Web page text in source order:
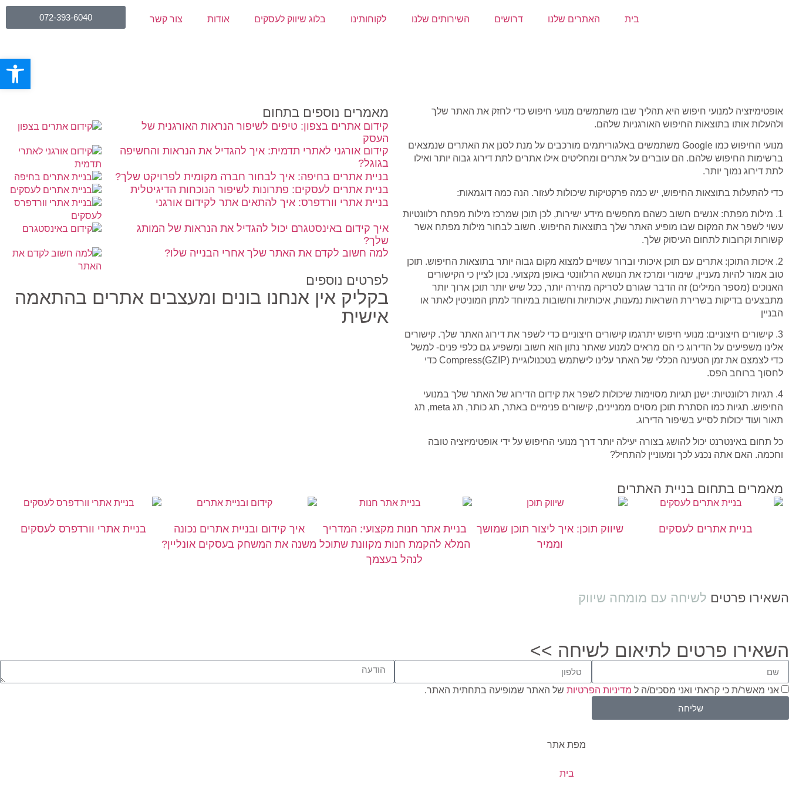
בית האתרים שלנו דרושים השירותים שלנו לקוחותינו בלוג שיווק לעסקים אודות צור קשר 072-393-6040
אופטימיזציה למנועי חיפוש היא תהליך שבו משתמשים מנועי חיפוש כדי לחזק את האתר שלך
ולהעלות אותו בתוצאות החיפוש האורגניות שלהם.
מנועי החיפוש כמו Google משתמשים באלגוריתמים מורכבים על מנת לסנן את האתרים שנמצאים
ברשימות החיפוש שלהם. הם עוברים על אתרים ומחליטים אילו אתרים לתת דירוג גבוה יותר ואילו
לתת דירוג נמוך יותר.
כדי להתעלות בתוצאות החיפוש, יש כמה פרקטיקות שיכולות לעזור. הנה כמה דוגמאות:
1. מילות מפתח: אנשים חשוב כשהם מחפשים מידע ישירות, לכן תוכן שמרכז מילות מפתח רלוונטיות
עשוי לשפר את המקום שבו מופיע האתר שלך בתוצאות החיפוש. חשוב לבחור מילות מפתח אשר
קשורות וקרובות לתחום העיסוק שלך.
2. איכות התוכן: אתרים עם תוכן איכותי וברור עשויים למצוא מקום גבוה יותר בתוצאות החיפוש. תוכן
טוב אמור להיות מעניין, שימורי ומרכז את הנושא הרלוונטי באופן מקצועי. נכון לציין כי הקישורים
האנוכים (מספר המילים) זה הדבר שגורם לסריקה מהירה יותר, ככל שיש יותר תוכן ארוך יותר
מתבצעים בדיקות בשרירת השראות נמענות, איכותיות וחשובות במיוחד למתן המוניטין לאתר או
הבניין
3. קישורים חיצוניים: מנועי חיפוש יתרגמו קישורים חיצוניים כדי לשפר את דירוג האתר שלך. קישורים
אלינו משפיעים על הדירוג כי הם מראים למנוע שאתר נתון הוא חשוב ומשפיע גם כלפי פנים- למשל
כדי לצמצם את זמן הטעינה הכללי של האתר עלינו לישתמש בטכנולוגיית Compress(GZIP) כדי
לחסוך ברוחב הפס.
4. תגיות רלוונטיות: ישנן תגיות מסוימות שיכולות לשפר את קידום הדירוג של האתר שלך במנועי
החיפוש. תגיות כמו הסתרת תוכן מסוים ממניינים, קישורים פנימיים באתר, תג כותר, תג meta, תג
תאור ועוד יכולות לסייע בשיפור הדירוג.
כל תחום באינטרנט יכול להושג בצורה יעילה יותר דרך מנועי החיפוש על ידי אופטימיזציה טובה
וחכמה. האם אתה נכנע לכך ומעוניין להתחיל?
מאמרים נוספים בתחום
קידום אתרים בצפון: טיפים לשיפור הנראות האורגנית של
העסק
קידום אורגני לאתרי תדמית: איך להגדיל את הנראות והחשיפה
בגוגל?
בניית אתרים בחיפה: איך לבחור חברה מקומית לפרויקט שלך?
בניית אתרים לעסקים: פתרונות לשיפור הנוכחות הדיגיטלית
בניית אתרי וורדפרס: איך להתאים אתר לקידום אורגני
איך קידום באינסטגרם יכול להגדיל את הנראות של המותג
שלך?
למה חשוב לקדם את האתר שלך אחרי הבנייה שלו?
לפרטים נוספים
בקליק אין אנחנו בונים ומעצבים אתרים בהתאמה
אישית
מאמרים בתחום בניית האתרים
בניית אתרים לעסקים
שיווק תוכן: איך ליצור תוכן שמושך
וממיר
בניית אתר חנות מקצועי: המדריך
המלא להקמת חנות מקוונת שתוכל
לנהל בעצמך
איך קידום ובניית אתרים נכונה
משנה את המשחק בעסקים אונליין?
בניית אתרי וורדפרס לעסקים
השאירו פרטים לשיחה עם מומחה שיווק
השאירו פרטים לתיאום לשיחה >>
אני מאשר/ת כי קראתי ואני מסכים/ה ל מדיניות הפרטיות של האתר שמופיעה בתחתית האתר.
שליחה
מפת אתר
בית
פתח